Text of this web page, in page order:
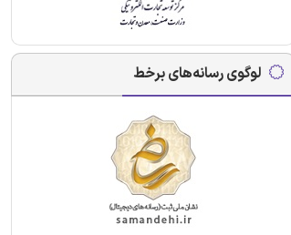
لوگوی رسانه‌های برخط